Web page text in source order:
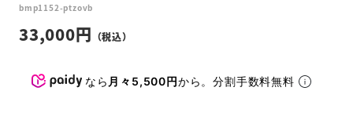
bmp1152-ptzovb
33,000
なら 月々5,500円から。分割手数料無料